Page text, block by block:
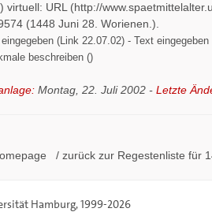
virtuell: URL (http://
(1448 Juni 28. Worienen.).
(Link 22.07.02) - Text
beschreiben ()
Montag, 22. Juli 2002 - Letzte
/ zurück zur Regestenliste für
Hamburg, 1999-2026